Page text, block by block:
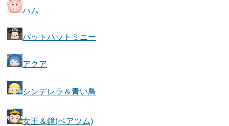
ハム
バットハットミニー
アクア
シンデレラ＆青い鳥
女王＆鏡(ペアツム)